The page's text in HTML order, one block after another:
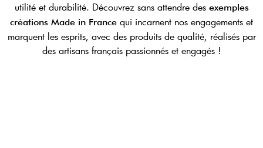
utilité et durabilité. Découvrez sans attendre des exemples
créations Made in France qui incarnent nos engagements et
marquent les esprits, avec des produits de qualité, réalisés par
des artisans français passionnés et engagés !